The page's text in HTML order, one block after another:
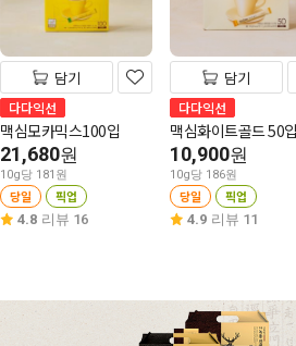
담기
다다익선
맥심모카믹스100입
21,680원
10g당 181원
당일 픽업
4.8 리뷰 16
담기
다다익선
맥심화이트골드 50
10,900원
10g당 186원
당일 픽업
4.9 리뷰 11